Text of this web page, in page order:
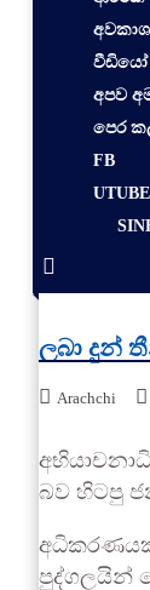
වීඩියෝ
අපව
පෙර
FB
UTUBE
ලබා දුන්
Arachchi
බව හිටපු
පුද්ගලයින්